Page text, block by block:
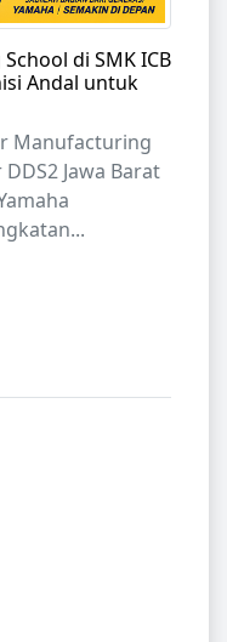
di SMK ICB
Andal untuk
Manufacturing
Jawa Barat